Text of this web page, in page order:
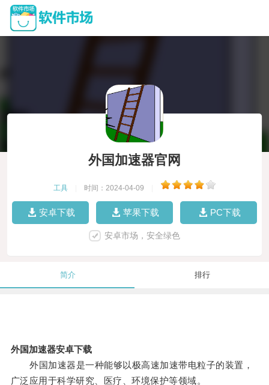
外国加速器官网
工具 时间：2024-04-09
安卓下载 苹果下载 PC下载
安卓市场，安全绿色
简介 排行
外国加速器安卓下载
外国加速器是一种能够以极高速加速带电粒子的装置，
广泛应用于科学研究、医疗、环境保护等领域。